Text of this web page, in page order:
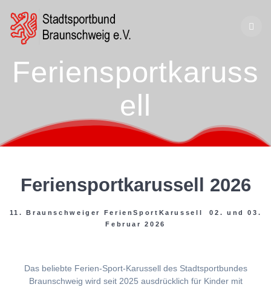
Feriensportkaruss
ell
Feriensportkarussell 2026
11. Braunschweiger FerienSportKarussell 02. und 03.
Februar 2026
Das beliebte Ferien-Sport-Karussell des Stadtsportbundes
Braunschweig wird seit 2025 ausdrücklich für Kinder mit